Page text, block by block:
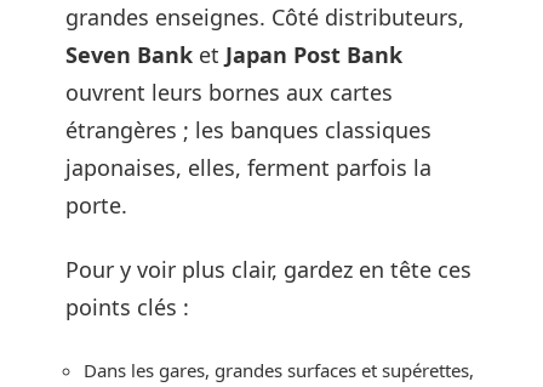
grandes enseignes. Côté distributeurs,
Seven Bank et Japan Post Bank
ouvrent leurs bornes aux cartes
étrangères ; les banques classiques
japonaises, elles, ferment parfois la
porte.
Pour y voir plus clair, gardez en tête ces
points clés :
Dans les gares, grandes surfaces et supérettes,